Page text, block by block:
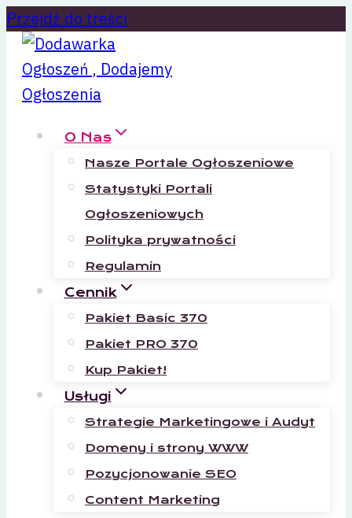
Przejdź do treści
O Nas
Nasze Portale Ogłoszeniowe
Statystyki Portali
Ogłoszeniowych
Polityka prywatności
Regulamin
Cennik
Pakiet Basic 370
Pakiet PRO 370
Kup Pakiet!
Usługi
Strategie Marketingowe i Audyt
Domeny i strony WWW
Pozycjonowanie SEO
Content Marketing